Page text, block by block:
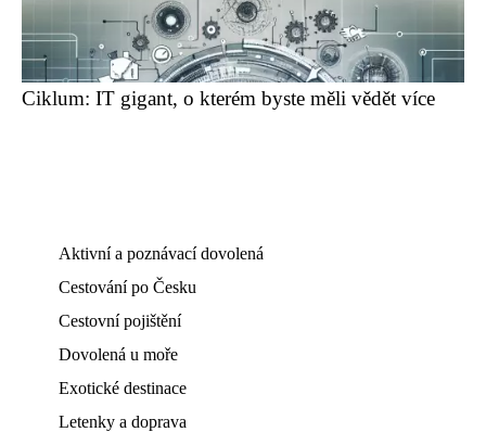
Ciklum: IT gigant, o kterém byste měli vědět více
Aktivní a poznávací dovolená
Cestování po Česku
Cestovní pojištění
Dovolená u moře
Exotické destinace
Letenky a doprava